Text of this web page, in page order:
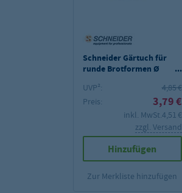
Schneider Gärtuch für
runde Brotformen Ø
UVP²:
4,85 €
Preis:
3,79 €
inkl. MwSt.4,51 €
zzgl. Versand
Hinzufügen
Zur Merkliste hinzufügen